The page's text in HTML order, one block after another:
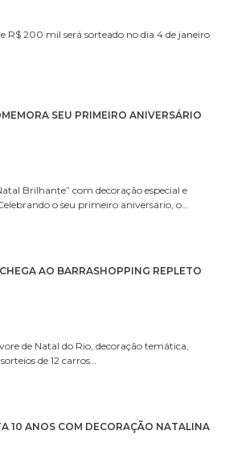
R$ 200 mil será sorteado no dia 4 de janeiro
SEU PRIMEIRO ANIVERSÁRIO
Brilhante” com decoração especial e
o seu primeiro aniversário, o…
AO BARRASHOPPING REPLETO
de Natal do Rio, decoração temática,
de 12 carros…
10 ANOS COM DECORAÇÃO NATALINA